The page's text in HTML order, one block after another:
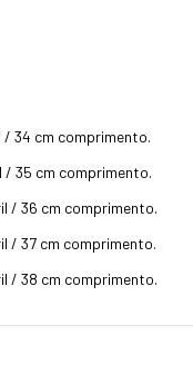
34 cm comprimento.
35 cm comprimento.
/ 36 cm comprimento.
/ 37 cm comprimento.
/ 38 cm comprimento.